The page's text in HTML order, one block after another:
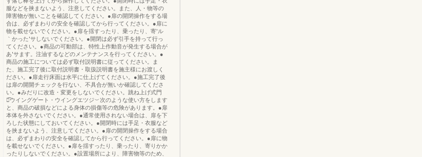
服などを挟まないよう、注意してください。また、人・物等の
障害物が無いことを確認してください。●扉の開閉操作をする場
合は、必ずまわりの安全を確認してから行ってください。●扉に
物を載せないでください。●扉を揺すったり、乗ったり、寄'ル
｀かった'サしないでください。●開閉は必ず引手を持って行っ
てください。●商品の可動部は、特性上作動音が発生する場合が
あ'サます。注油するなどのメンテナンスを行ってください。●
商品の施工については必ず取付説明書に従ってください。ま
た、施工完了後に取付説明書・取扱説明書を施主様にお渡しく
ださい。●扉走行床面は水平に仕上げてください。●施工完了後
は扉の開開チェックを行ない、不具合が無いか確認してくださ
い。●みだりに改造・変更をしないでください。跳ね上げ式門
扉͡ウイングゲート・ウイングエツジ︶次のような使い方をします
と、商品の破損などによる身体の損傷等の危険があります。●扉
本体を外さないでください。●通常使用されない場合は、扉を下
ろした状態にしておいてください。●開閉時には手足・衣服など
を挟まないよう、注意してください。●扉の開閉操作をする場合
は、必ずまわりの安全を確認してから行ってください。●扉に物
を載せないでください。●扉を揺すったり、乗ったり、寄りかか
ったりしないでください。●設置場所により、障害物等のため、